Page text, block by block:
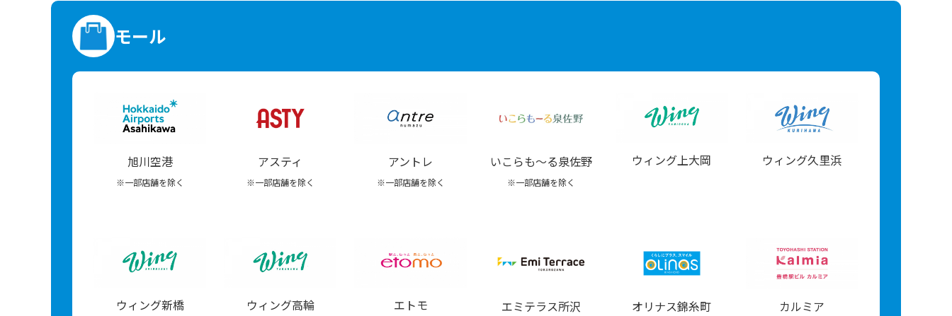
モール
旭川空港
※一部店舗を除く
アスティ
※一部店舗を除く
アントレ
※一部店舗を除く
いこらも～る泉佐野
※一部店舗を除く
ウィング上大岡 ウィング久里浜
ウィング新橋 ウィング高輪 エトモ エミテラス所沢 オリナス錦糸町 カルミア